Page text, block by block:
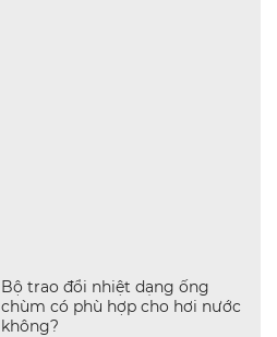
Bộ trao đổi nhiệt dạng ống
chùm có phù hợp cho hơi nước
không?